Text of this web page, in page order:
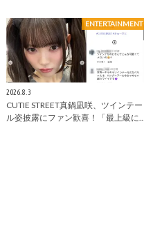
ENTERTAINMENT
2026.8.3
CUTIE STREET真鍋凪咲、ツインテー
ル姿披露にファン歓喜！「最上級に…